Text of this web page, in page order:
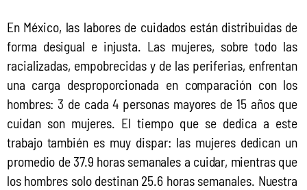
En México, las labores de cuidados están distribuidas de
forma desigual e injusta. Las mujeres, sobre todo las
racializadas, empobrecidas y de las periferias, enfrentan
una carga desproporcionada en comparación con los
hombres: 3 de cada 4 personas mayores de 15 años que
cuidan son mujeres. El tiempo que se dedica a este
trabajo también es muy dispar: las mujeres dedican un
promedio de 37.9 horas semanales a cuidar, mientras que
los hombres solo destinan 25.6 horas semanales. Nuestra